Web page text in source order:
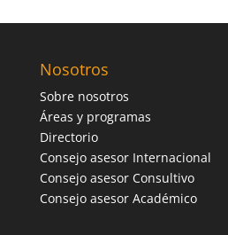
Nosotros
Sobre nosotros
Áreas y programas
Directorio
Consejo asesor Internacional
Consejo asesor Consultivo
Consejo asesor Académico